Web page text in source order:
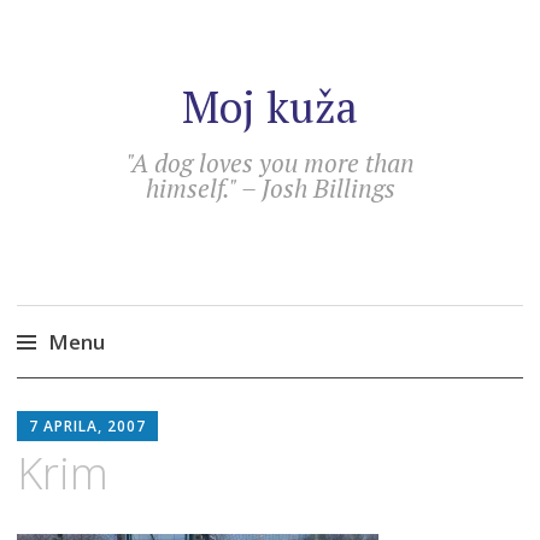
Moj kuža
"A dog loves you more than
himself." – Josh Billings
Menu
to
content
7 APRILA, 2007
Krim